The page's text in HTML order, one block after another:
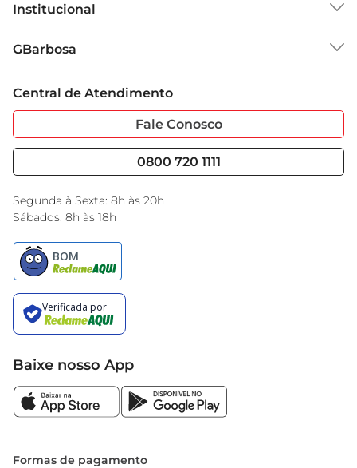
Institucional
Grupo Cencosud
Sobre Privacidade
Portal do Fornecedo
Nossas Lojas
GBarbosa
Garantia Estendida
Serviços
Black Friday
Encarte do Dia
Central de Atendimento
Fale Conosco
0800 720 1111
Segunda à Sexta: 8h às 20h
Sábados: 8h às 18h
Baixe nosso App
Formas de pagamento